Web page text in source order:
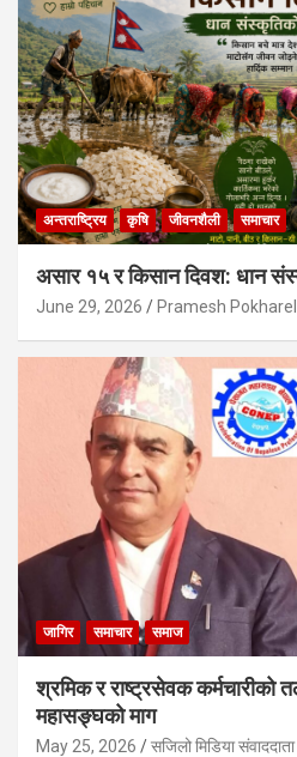
अन्तराष्ट्रिय कृषि जीवनशैली समाचार
असार १५ र किसान दिवश: धान
June 29, 2026 Pramesh Pokharel
जागिर समाचार समाज
श्रमिक र राष्ट्रसेवक कर्मचारीको
महासङ्घको माग
May 25, 2026 सजिलो मिडिया संवाददाता